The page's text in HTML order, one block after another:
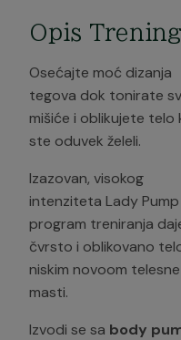
Opis
Osećajte moć dizanja
tegova dok tonirate
mišiće i oblikujete telo
ste oduvek želeli.
Izazovan, visokog
intenziteta Lady Pump
program treniranja
čvrsto i oblikovano
niskim novoom telesne
masti.
Izvodi se sa body